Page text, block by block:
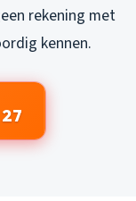
rekening met
kennen.